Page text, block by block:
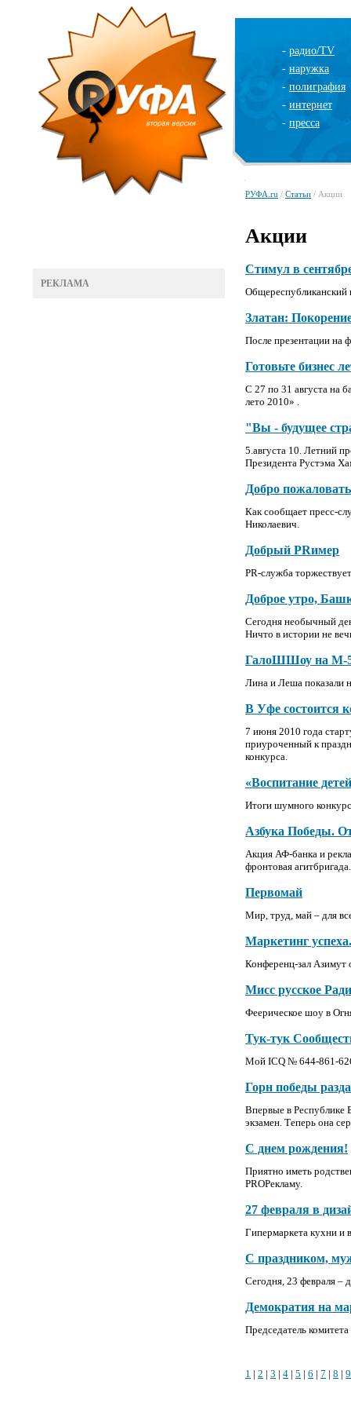
- радио/TV
- наружка
- полиграфия
- интернет
- пресса
РЕКЛАМА
РУФА.ru / Статьи / Акции
Акции
Стимул в
Общереспубликанский
Златан:
После презентации на
Готовьте бизнес
C 27 по 31 августа на
лето 2010» .
"Вы - будущее
5.августа 10. Летний
Президента Рустэма
Добро
Как сообщает пресс-
Николаевич.
Добрый PRимер
PR-служба
Доброе утро,
Сегодня необычный
Ничто в истории не
ГалоШШоу на М-5
Лина и Леша показали
В Уфе состоится
7 июня 2010 года
приуроченный к
конкурса.
«Воспитание
Итоги шумного
Азбука Победы.
Акция АФ-банка и
фронтовая агитбригада.
Первомай
Мир, труд, май – для
Маркетинг
Конференц-зал Азимут
Мисс русское
Феерическое шоу в
Тук-тук
Мой ICQ № 644-861-
Горн победы
Впервые в Республике
экзамен. Теперь она
С днем рождения!
Приятно иметь
PROРекламу.
27 февраля в
Гипермаркета кухни и
С праздником,
Сегодня, 23 февраля –
Демократия на
Председатель
1 | 2 | 3 | 4 | 5 | 6 | 7 | 8 | 9